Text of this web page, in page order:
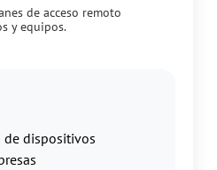
de acceso remoto
y equipos.
de dispositivos